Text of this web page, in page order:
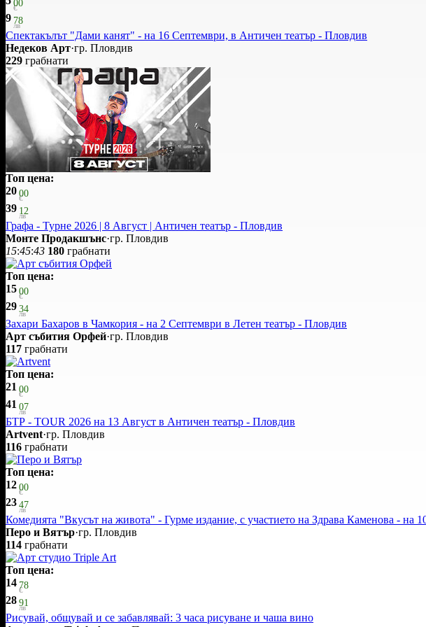
00
€
9 78
лв
Спектакълът "Дами канят" - на 16 Септември, в Античен театър - Пловдив
Недеков Арт·гр. Пловдив
229 грабнати
Топ цена:
20 00
€
39 12
лв
Графа - Турне 2026 | 8 Август | Античен театър - Пловдив
Монте Продакшънс·гр. Пловдив
15:45:43 180 грабнати
Топ цена:
15 00
€
29 34
лв
Захари Бахаров в Чамкория - на 2 Септември в Летен театър - Пловдив
Арт събития Орфей·гр. Пловдив
117 грабнати
Топ цена:
21 00
€
41 07
лв
БТР - TOUR 2026 на 13 Август в Античен театър - Пловдив
Artvent·гр. Пловдив
116 грабнати
Топ цена:
12 00
€
23 47
лв
Комедията "Вкусът на живота" - Гурме издание, с участието на Здрава Каменова -
Перо и Вятър·гр. Пловдив
114 грабнати
Топ цена:
14 78
€
28 91
лв
Рисувай, общувай и се забавлявай: 3 часа рисуване и чаша вино